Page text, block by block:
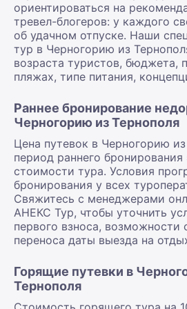
ориентироваться на
тревел-блогеров: у каждого
об удачном отпуске. Наши
тур в Черногорию из
возраста туристов, бюджета,
пляжах, типе питания,
Раннее бронирование
Черногорию из Тернополя
Цена путевок в Черногорию
период раннего
стоимости тура. Условия
бронирования у всех
Свяжитесь с менеджерами
АНЕКС Тур, чтобы уточнить
первого взноса, возможности
переноса даты выезда на
Горящие путевки в
Тернополя